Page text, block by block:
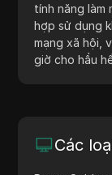
tính năng làm
hợp sử dụng
mạng xã hội,
giờ cho hầu
Các